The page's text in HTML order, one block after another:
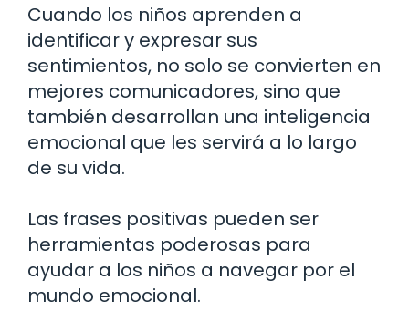
Cuando los niños aprenden a
identificar y expresar sus
sentimientos, no solo se convierten en
mejores comunicadores, sino que
también desarrollan una inteligencia
emocional que les servirá a lo largo
de su vida.
Las frases positivas pueden ser
herramientas poderosas para
ayudar a los niños a navegar por el
mundo emocional.